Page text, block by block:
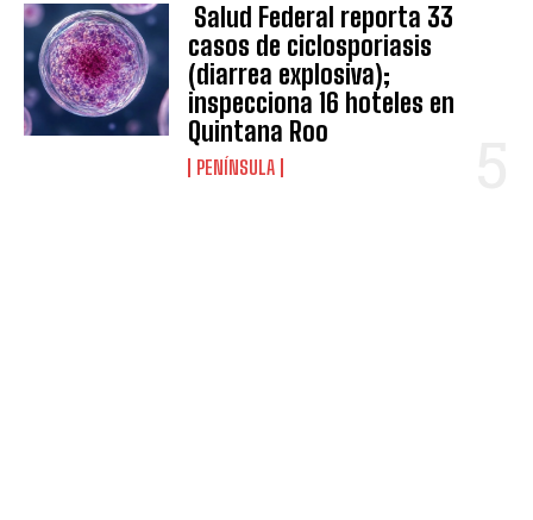
Salud Federal reporta 33
casos de ciclosporiasis
(diarrea explosiva);
inspecciona 16 hoteles en
Quintana Roo
PENÍNSULA